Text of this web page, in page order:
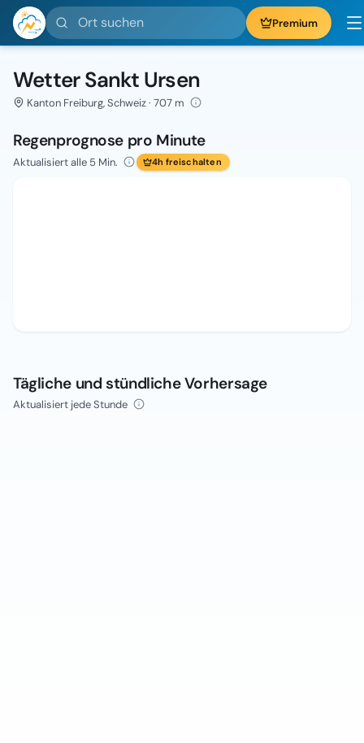
Ort suchen Premium
Wetter Sankt Ursen
Kanton Freiburg, Schweiz · 707 m
Regenprognose pro Minute
Aktualisiert alle 5 Min. 4h freischalten
Tägliche und stündliche Vorhersage
Aktualisiert jede Stunde